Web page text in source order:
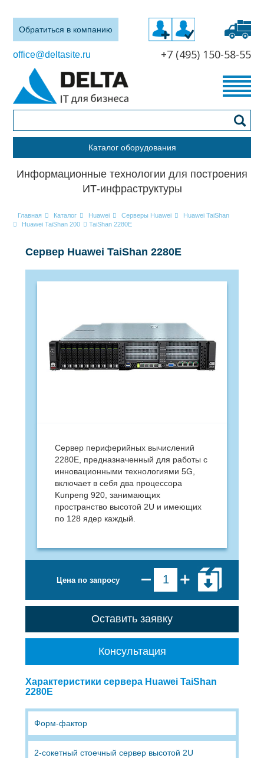
Обратиться в компанию
office@deltasite.ru +7 (495) 150-58-55
Каталог оборудования
Информационные технологии для построения
ИТ-инфраструктуры
Главная Каталог Huawei Серверы Huawei
Huawei TaiShan
Huawei TaiShan 200
TaiShan 2280E
Сервер Huawei TaiShan 2280E
Сервер периферийных вычислений
2280E, предназначенный для работы с
инновационными технологиями 5G,
включает в себя два процессора
Kunpeng 920, занимающих
пространство высотой 2U и имеющих
по 128 ядер каждый.
Цена по запросу
Оставить заявку
Консультация
Характеристики сервера Huawei TaiShan
2280E
Форм-фактор
2-сокетный стоечный сервер высотой 2U